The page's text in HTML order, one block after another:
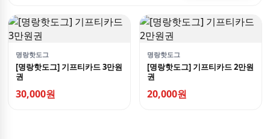
명랑핫도그
[명랑핫도그] 기프티카드 3만원
권
30,000원
명랑핫도그
[명랑핫도그] 기프티카드 2만원
권
20,000원